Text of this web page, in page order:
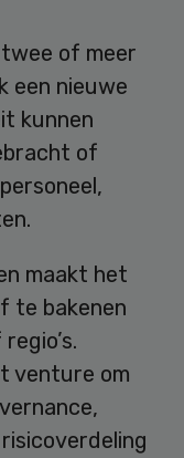
of meer
een nieuwe
kunnen
of
maakt het
te bakenen
venture om